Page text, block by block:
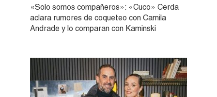
«Solo somos compañeros»: «Cuco» Cerda
aclara rumores de coqueteo con Camila
Andrade y lo comparan con Kaminski